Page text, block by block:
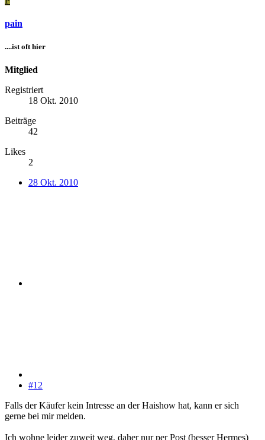
pain
....ist oft hier
Mitglied
Registriert
18 Okt. 2010
Beiträge
42
Likes
2
28 Okt. 2010
#12
Falls der Käufer kein Intresse an der Haishow hat, kann er sich
gerne bei mir melden.
Ich wohne leider zuweit weg, daher nur per Post (besser Hermes)